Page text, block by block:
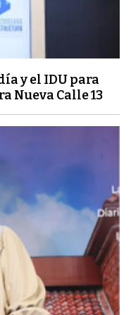
y el IDU para
Nueva Calle 13